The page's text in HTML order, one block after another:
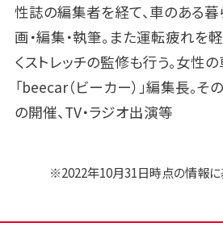
性誌の編集者を経て、車のある
画・編集・執筆。また運転疲れを
くストレッチの監修も行う。女性
「beecar（ビーカー）」編集長。そ
の開催、TV・ラジオ出演等
※2022年10月31日時点の情報